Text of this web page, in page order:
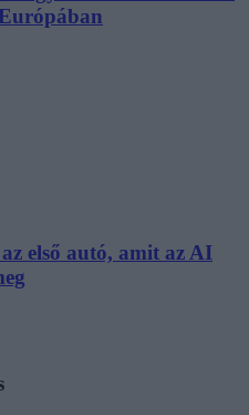
első autó, amit az AI